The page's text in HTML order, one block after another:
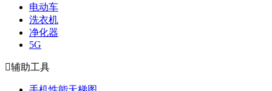
电动车
洗衣机
净化器
5G
辅助工具